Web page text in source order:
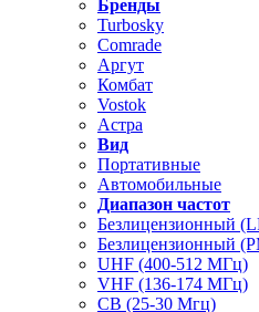
Бренды
Turbosky
Comrade
Аргут
Комбат
Vostok
Астра
Вид
Портативные
Автомобильные
Диапазон частот
Безлицензионный
Безлицензионный
UHF (400-512 МГц)
VHF (136-174 МГц)
CB (25-30 Мгц)